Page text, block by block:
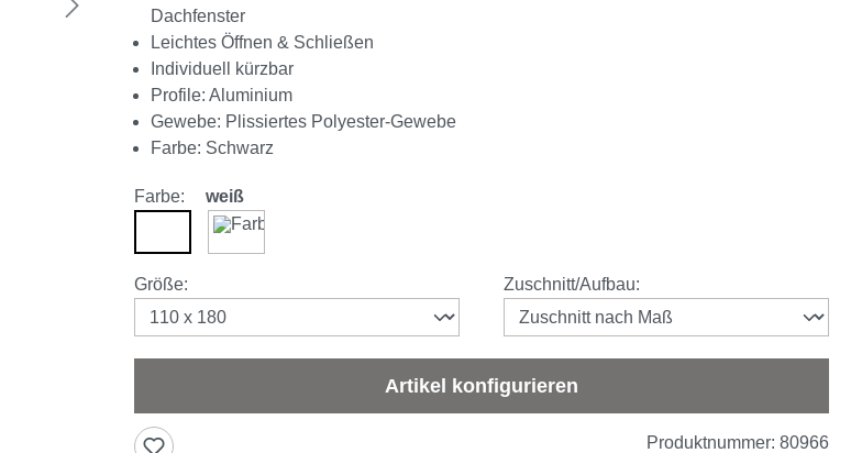
Dachfenster
Leichtes Öffnen & Schließen
Individuell kürzbar
Profile: Aluminium
Gewebe: Plissiertes Polyester-Gewebe
Farbe: Schwarz
Farbe: weiß
Größeauswählen
: Zuschnitt/Aufbauauswählen
:
Artikel konfigurieren
Produktnummer: 80966